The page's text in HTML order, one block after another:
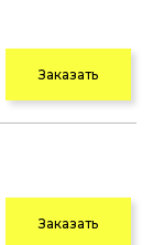
Заказать
Заказать